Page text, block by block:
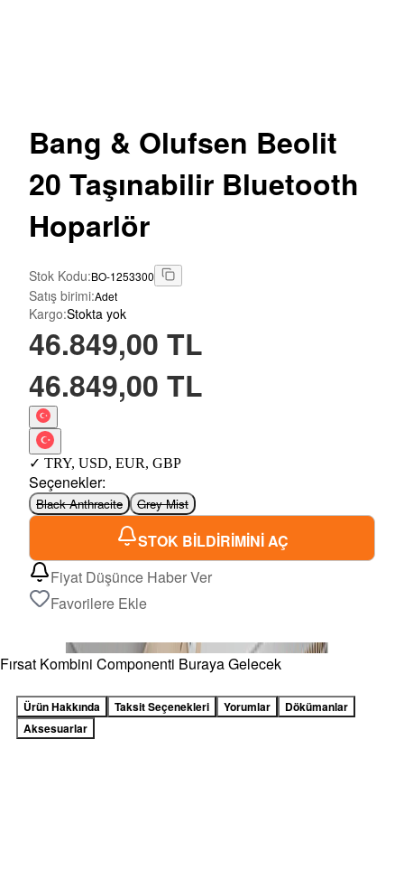
Bang & Olufsen Beolit
20 Taşınabilir Bluetooth
Hoparlör
Stok Kodu:BO-1253300
Satış birimi:Adet
Kargo:Stokta yok
46.849,00 TL
46.849,00 TL
✓ TRY, USD, EUR, GBP
Seçenekler:
Black Anthracite Grey Mist
STOK BİLDİRİMİNİ AÇ
Fiyat Düşünce Haber Ver
Favorilere Ekle
Fırsat Kombini Componenti Buraya Gelecek
Ürün Hakkında Taksit Seçenekleri Yorumlar
Dökümanlar
Aksesuarlar